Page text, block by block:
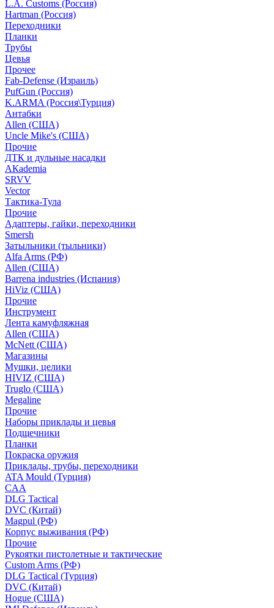
L.A. Customs (Россия)
Hartman (Россия)
Переходники
Планки
Трубы
Цевья
Прочее
Fab-Defense (Израиль)
PufGun (Россия)
K.ARMA (Россия\Турция)
Антабки
Allen (США)
Uncle Mike's (США)
Прочие
ДТК и дульные насадки
АКademia
SRVV
Vector
Тактика-Тула
Прочие
Адаптеры, гайки, переходники
Smersh
Затыльники (тыльники)
Alfa Arms (РФ)
Allen (США)
Barrena industries (Испания)
HiViz (США)
Прочие
Инструмент
Лента камуфляжная
Allen (США)
McNett (США)
Магазины
Мушки, целики
HIVIZ (США)
Truglo (США)
Megaline
Прочие
Наборы приклады и цевья
Подщечники
Планки
Покраска оружия
Приклады, трубы, переходники
ATA Mould (Турция)
CAA
DLG Tactical
DVC (Китай)
Magpul (РФ)
Корпус выживания (РФ)
Прочие
Рукоятки пистолетные и тактические
Custom Arms (РФ)
DLG Tactical (Турция)
DVC (Китай)
Hogue (США)